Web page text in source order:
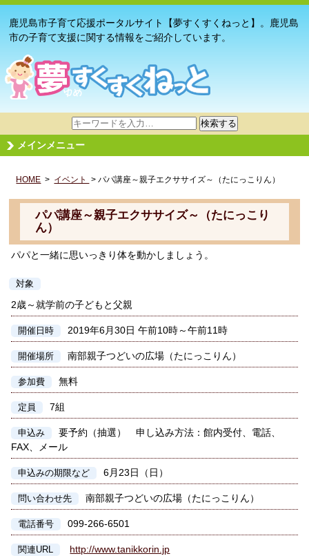
鹿児島市子育て応援ポータルサイト【夢すくすくねっと】。鹿児島
市の子育て支援に関する情報をご紹介しています。
サ
イ
ト
検
検索する
メインメニュー
HOME > イベント > パパ講座～親子エクササイズ～（たにっこりん）
パパ講座～親子エクササイズ～（たにっこり
ん）
パパと一緒に思いっきり体を動かしましょう。
対象
2歳～就学前の子どもと父親
開催日時 2019年6月30日 午前10時～午前11時
開催場所 南部親子つどいの広場（たにっこりん）
参加費 無料
定員 7組
申込み
要予約（抽選） 申し込み方法：館内受付、電話、
FAX、メール
申込みの期限など 6月23日（日）
問い合わせ先 南部親子つどいの広場（たにっこりん）
電話番号 099-266-6501
関連URL http://www.tanikkorin.jp